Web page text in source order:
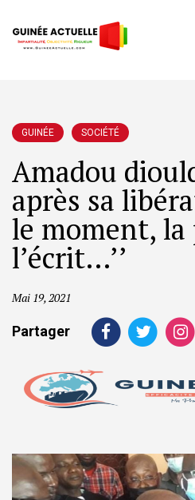
GUINÉE SOCIÉTÉ
Amadou
après sa
le moment, la
l’écrit…’’
Mai 19, 2021
Partager